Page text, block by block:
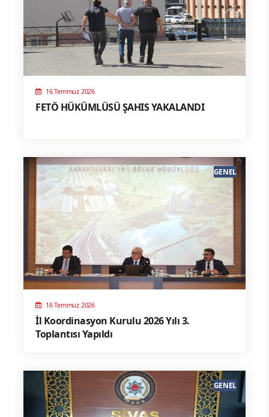
16 Temmuz 2026
FETÖ HÜKÜMLÜSÜ ŞAHIS YAKALANDI
16 Temmuz 2026
İl Koordinasyon Kurulu 2026 Yılı 3.
Toplantısı Yapıldı
GENEL
GENEL